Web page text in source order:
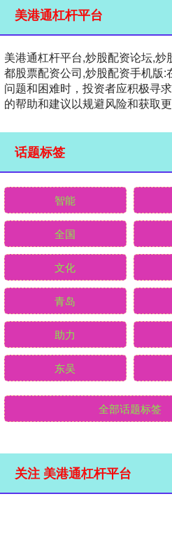
美港通杠杆平台
美港通杠杆平台,炒股配资论坛,炒
都股票配资公司,炒股配资手机版:
问题和困难时，投资者应积极寻
的帮助和建议以规避风险和获取更
话题标签
智能
全国
文化
青岛
助力
东吴
全部话题标签
关注 美港通杠杆平台